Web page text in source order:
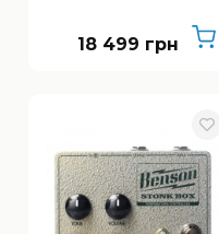
18 499 грн